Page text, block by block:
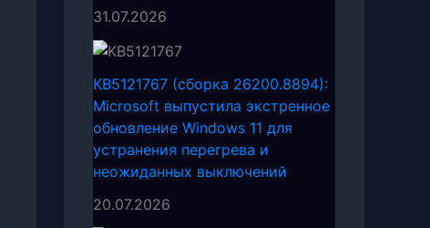
31.07.2026
KB5121767 (сборка 26200.8894):
Microsoft выпустила экстренное
обновление Windows 11 для
устранения перегрева и
неожиданных выключений
20.07.2026